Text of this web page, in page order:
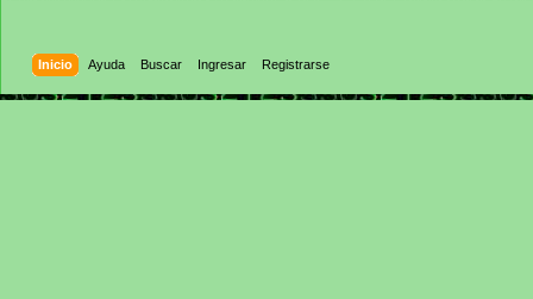
Inicio Ayuda Buscar Ingresar Registrarse